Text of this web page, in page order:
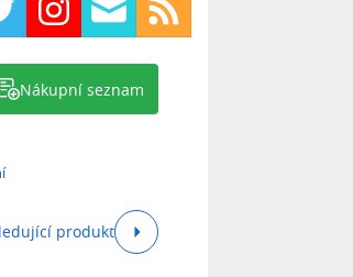
Nákupní seznam
produkt